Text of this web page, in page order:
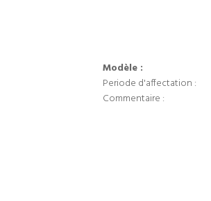
Modèle :
Periode d'affectation :
Commentaire :